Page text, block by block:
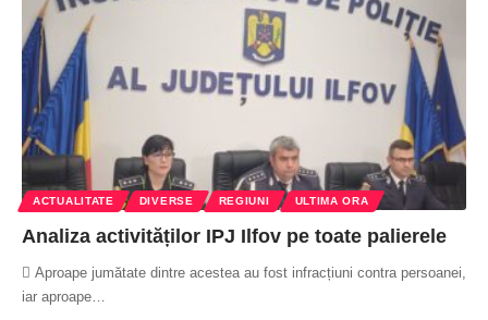
ACTUALITATE DIVERSE REGIUNI ULTIMA ORA
Analiza activităților IPJ Ilfov pe toate palierele
 Aproape jumătate dintre acestea au fost infracțiuni contra persoanei,
iar aproape